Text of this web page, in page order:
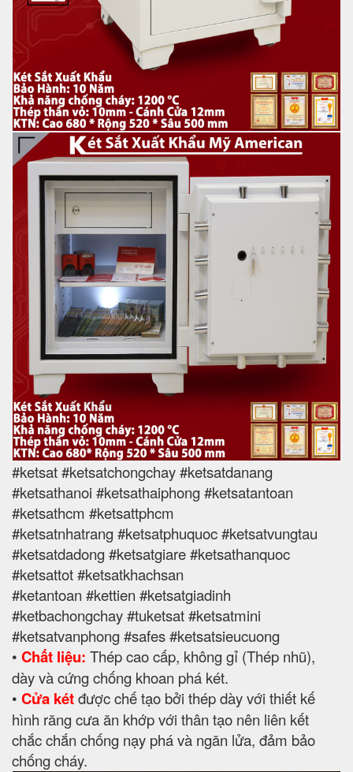
#ketsat #ketsatchongchay #ketsatdanang
#ketsathanoi #ketsathaiphong #ketsatantoan
#ketsathcm #ketsattphcm
#ketsatnhatrang #ketsatphuquoc #ketsatvungtau
#ketsatdadong #ketsatgiare #ketsathanquoc
#ketsattot #ketsatkhachsan
#ketantoan #kettien #ketsatgiadinh
#ketbachongchay #tuketsat #ketsatmini
#ketsatvanphong #safes #ketsatsieucuong
• Chất liệu: Thép cao cấp, không gỉ (Thép nhũ),
dày và cứng chống khoan phá két.
• Cửa kétđược chế tạo bởi thép dày với thiết kế
hình răng cưa ăn khớp với thân tạo nên liên kết
chắc chắn chống nạy phá và ngăn lửa, đảm bảo
chống cháy.